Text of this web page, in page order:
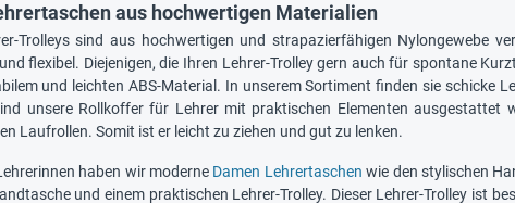
aus hochwertigen Materialien
Trolleys sind aus hochwertigen und strapazierfähigen Nylongewebe
flexibel. Diejenigen, die Ihren Lehrer-Trolley gern auch für spontane
und leichten ABS-Material. In unserem Sortiment finden sie schicke
unsere Rollkoffer für Lehrer mit praktischen Elementen ausgestattet
Laufrollen. Somit ist er leicht zu ziehen und gut zu lenken.
haben wir moderne Damen Lehrertaschen wie den stylischen
und einem praktischen Lehrer-Trolley. Dieser Lehrer-Trolley ist